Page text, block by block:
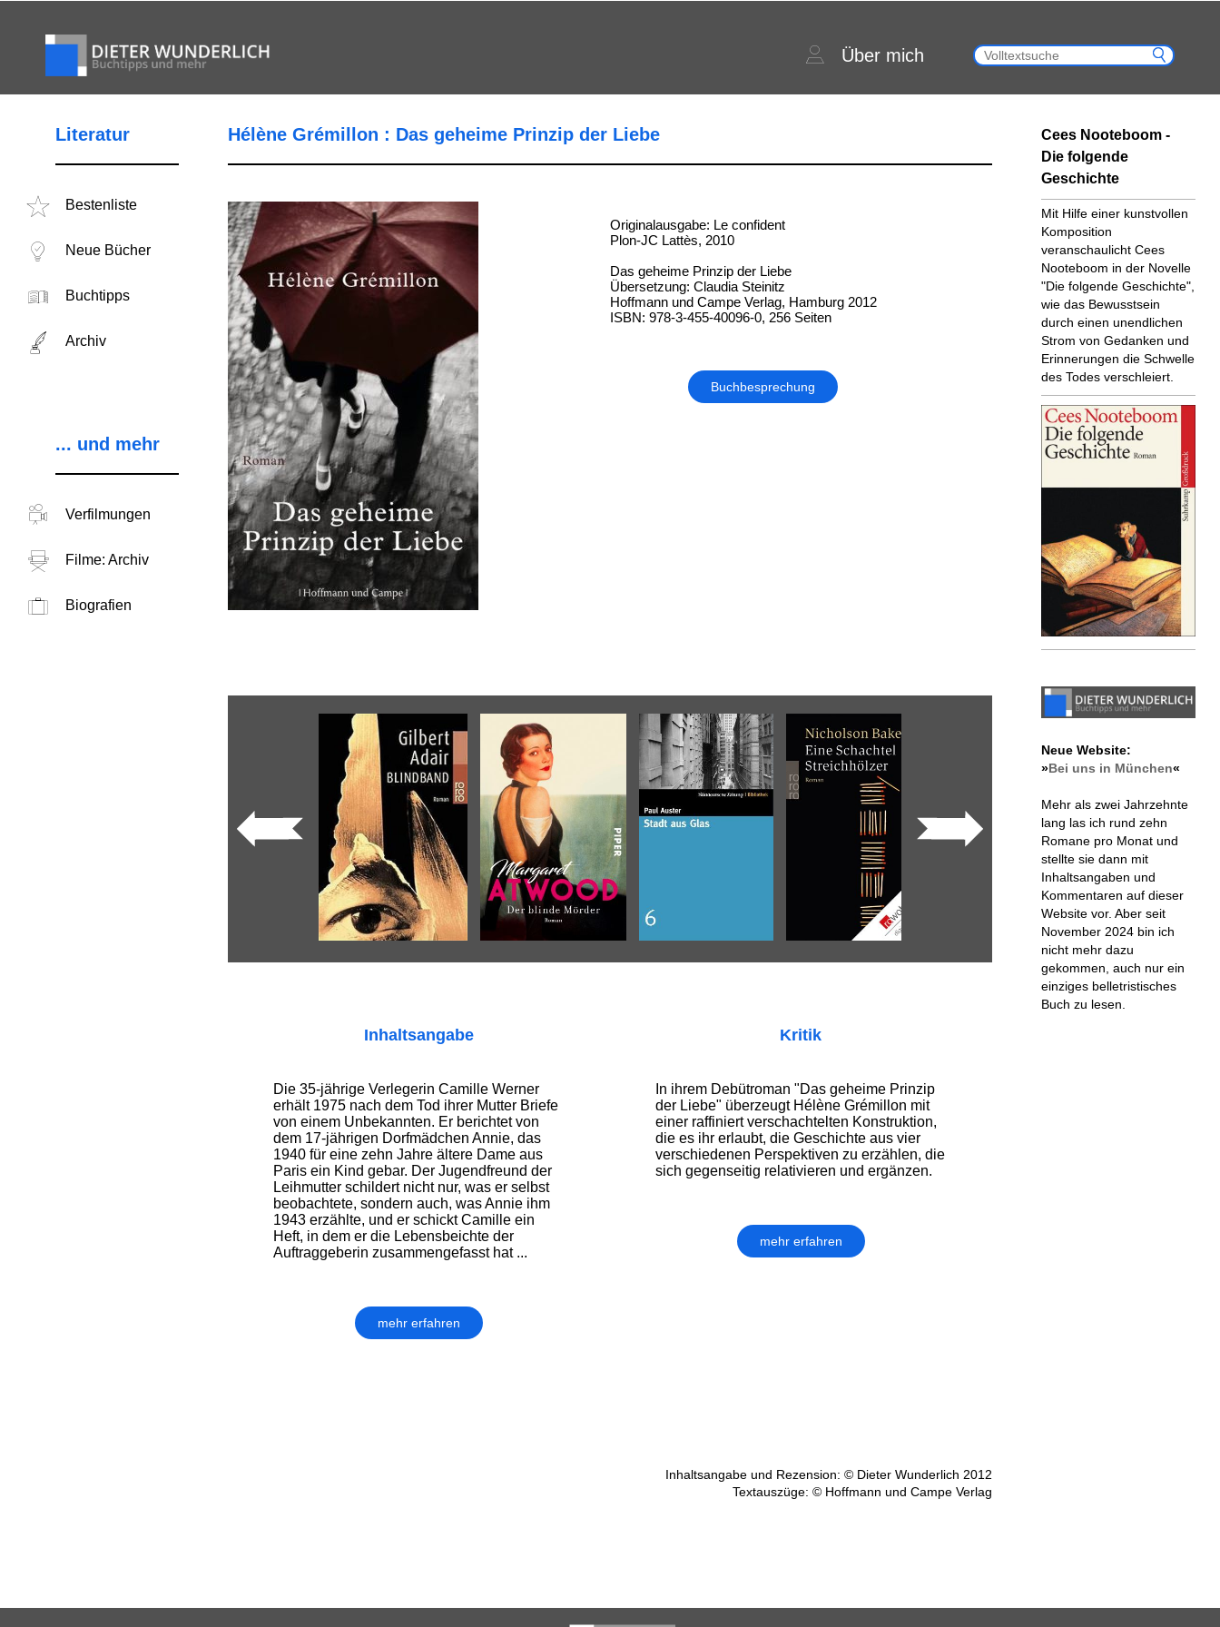
Über mich
Literatur
Bestenliste
Neue Bücher
Buchtipps
Archiv
... und mehr
Verfilmungen
Filme: Archiv
Biografien
Hélène Grémillon : Das geheime Prinzip der Liebe
Originalausgabe: Le confident
Plon-JC Lattès, 2010
Das geheime Prinzip der Liebe
Übersetzung: Claudia Steinitz
Hoffmann und Campe Verlag, Hamburg 2012
ISBN: 978-3-455-40096-0, 256 Seiten
Buchbesprechung
Inhaltsangabe
Die 35-jährige Verlegerin Camille Werner
erhält 1975 nach dem Tod ihrer Mutter Briefe
von einem Unbekannten. Er berichtet von
dem 17-jährigen Dorfmädchen Annie, das
1940 für eine zehn Jahre ältere Dame aus
Paris ein Kind gebar. Der Jugendfreund der
Leihmutter schildert nicht nur, was er selbst
beobachtete, sondern auch, was Annie ihm
1943 erzählte, und er schickt Camille ein
Heft, in dem er die Lebensbeichte der
Auftraggeberin zusammengefasst hat ...
mehr erfahren
Kritik
In ihrem Debütroman "Das geheime Prinzip
der Liebe" überzeugt Hélène Grémillon mit
einer raffiniert verschachtelten Konstruktion,
die es ihr erlaubt, die Geschichte aus vier
verschiedenen Perspektiven zu erzählen, die
sich gegenseitig relativieren und ergänzen.
mehr erfahren
Inhaltsangabe und Rezension: © Dieter Wunderlich 2012
Textauszüge: © Hoffmann und Campe Verlag
Cees Nooteboom -
Die folgende
Geschichte
Mit Hilfe einer kunstvollen
Komposition
veranschaulicht Cees
Nooteboom in der Novelle
"Die folgende Geschichte",
wie das Bewusstsein
durch einen unendlichen
Strom von Gedanken und
Erinnerungen die Schwelle
des Todes verschleiert.
Neue Website:
»Bei uns in München«
Mehr als zwei Jahrzehnte
lang las ich rund zehn
Romane pro Monat und
stellte sie dann mit
Inhaltsangaben und
Kommentaren auf dieser
Website vor. Aber seit
November 2024 bin ich
nicht mehr dazu
gekommen, auch nur ein
einziges belletristisches
Buch zu lesen.